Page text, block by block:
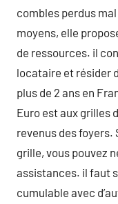
combles perdus
moyens, elle
de ressources. il
locataire et résider
plus de 2 ans en
Euro est aux grilles
revenus des foyers.
grille, vous pouvez
assistances. il faut
cumulable avec